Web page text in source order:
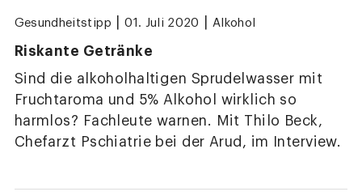
Gesundheitstipp 01. Juli 2020 Alkohol
Riskante Getränke
Sind die alkoholhaltigen Sprudelwasser mit
Frucht­aroma und 5% Alkohol wirklich so
harmlos? Fachleute warnen. Mit Thilo Beck,
Chefarzt Pschiatrie bei der Arud, im Interview.